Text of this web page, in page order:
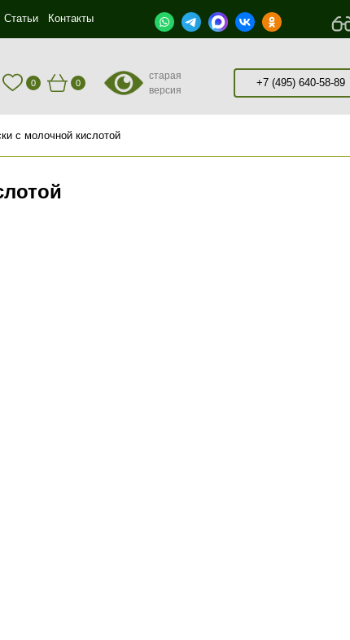
Статьи Контакты
0 0
старая
версия
+7 (495) 640-58-89
с молочной кислотой